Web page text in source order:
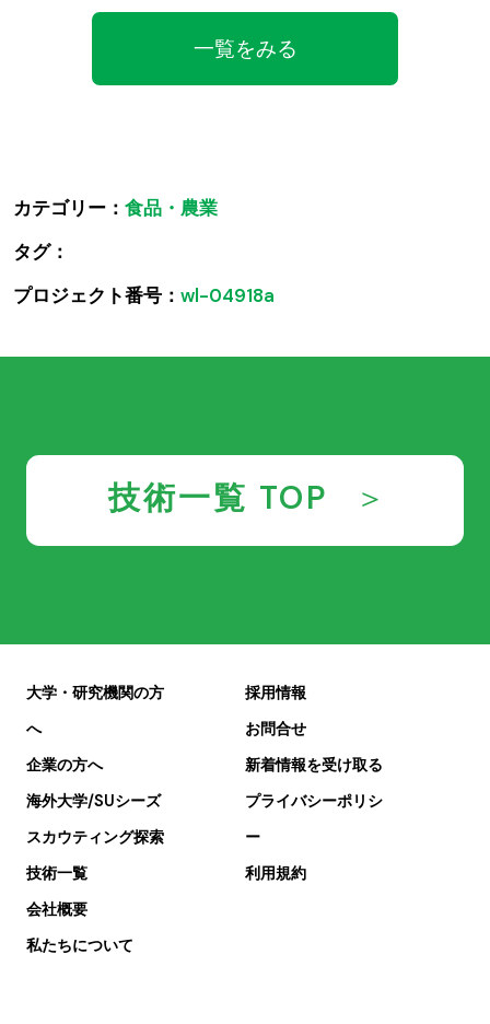
一覧をみる
カテゴリー： 食品・農業
タグ：
プロジェクト番号： wl-04918a
技術一覧 TOP
大学・研究機関の方
へ
企業の方へ
海外大学/SUシーズ
スカウティング探索
技術一覧
会社概要
私たちについて
採用情報
お問合せ
新着情報を受け取る
プライバシーポリシ
ー
利用規約